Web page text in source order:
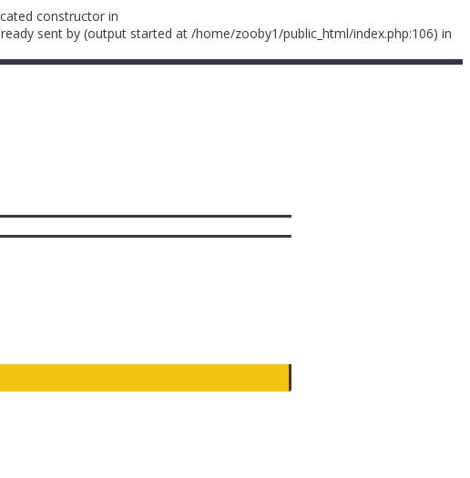
constructor in
sent by (output started at /home/zooby1/public_html/index.php:106) in